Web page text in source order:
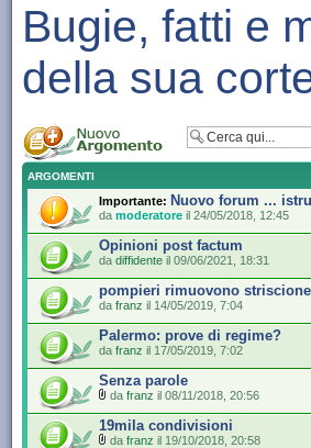
Bugie, fatti e
della sua
ARGOMENTI
Importante: Nuovo forum ...
da moderatore il 24/05/2018, 12:45
Opinioni post factum
da diffidente il 09/06/2021, 18:31
pompieri rimuovono
da franz il 14/05/2019, 7:04
Palermo: prove di regime?
da franz il 17/05/2019, 7:02
Senza parole
da franz il 08/11/2018, 20:56
19mila condivisioni
da franz il 19/10/2018, 20:58